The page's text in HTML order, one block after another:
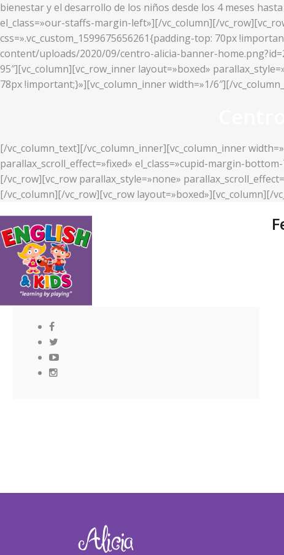
bienestar y el desarrollo de los niños desde los 4 meses
el_class=»our-staffs-margin-left»][/vc_column][/
css=».vc_custom_1599675656261{padding-top: 70px
content/uploads/2020/09/centro-alicia-banner-
95″][vc_column][vc_row_inner layout=»boxed»
78px !important;}»][vc_column_inner width=»1/6″][/
[/vc_column_text][/vc_column_inner][vc_column_inner
parallax_scroll_effect=»fixed» el_class=»cupid-margin-
[/vc_row][vc_row parallax_style=»none»
[/vc_column][/vc_row][vc_row layout=»boxed»][vc_column][/